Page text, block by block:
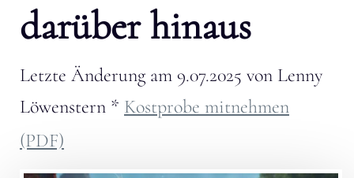
darüber hinaus
Letzte Änderung am 9.07.2025 von Lenny
Löwenstern * Kostprobe mitnehmen
(PDF)